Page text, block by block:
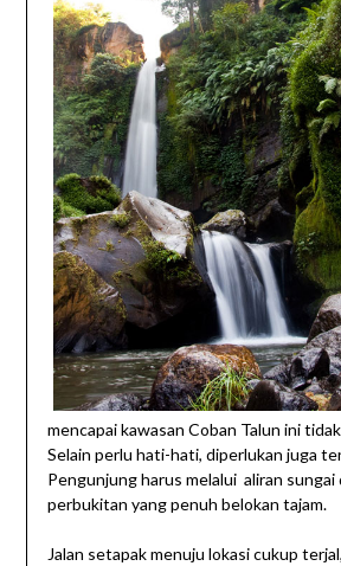
mencapai kawasan Coban Talun ini
Selain perlu hati-hati, diperlukan juga
Pengunjung harus melalui aliran sungai
perbukitan yang penuh belokan tajam.
Jalan setapak menuju lokasi cukup